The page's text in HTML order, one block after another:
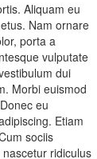
Aliquam eu
Nam ornare
porta a
vulputate
dui
Morbi euismod
eu
Etiam
sociis
ridiculus